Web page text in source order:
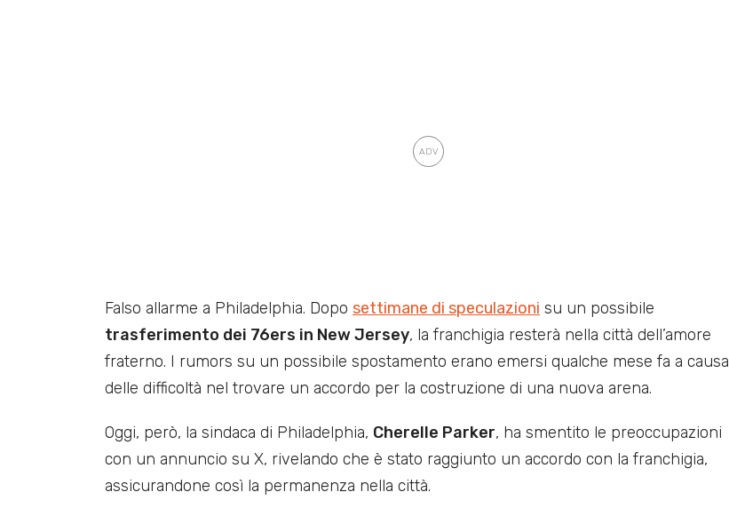
Falso allarme a Philadelphia. Dopo settimane di speculazioni su un possibile
trasferimento dei 76ers in New Jersey, la franchigia resterà nella città dell’amore
fraterno. I rumors su un possibile spostamento erano emersi qualche mese fa a causa
delle difficoltà nel trovare un accordo per la costruzione di una nuova arena.
Oggi, però, la sindaca di Philadelphia, Cherelle Parker, ha smentito le preoccupazioni
con un annuncio su X, rivelando che è stato raggiunto un accordo con la franchigia,
assicurandone così la permanenza nella città.